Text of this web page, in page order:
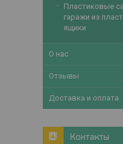
Пластиковые
гаражи из
ящики
О нас
Отзывы
Доставка и оплата
Контакты